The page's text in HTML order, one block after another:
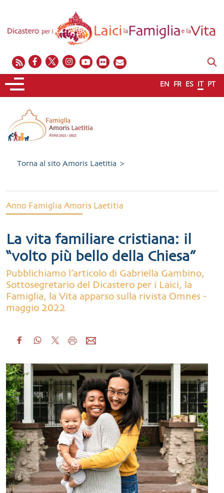
EN FR ES IT PT
Torna al sito Amoris Laetitia >
Anno Famiglia Amoris Laetitia
La vita familiare cristiana: il
“volto più bello della Chiesa”
Pubblichiamo l’articolo di Gabriella Gambino,
Sottosegretario del Dicastero per i Laici, la
Famiglia, la Vita apparso sulla rivista Omnes -
maggio 2022